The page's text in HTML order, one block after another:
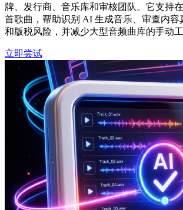
牌、发行商、音乐库和审核团队。它支持
首歌曲，帮助识别 AI 生成音乐、审查内容
和版税风险，并减少大型音频曲库的手动工
立即尝试